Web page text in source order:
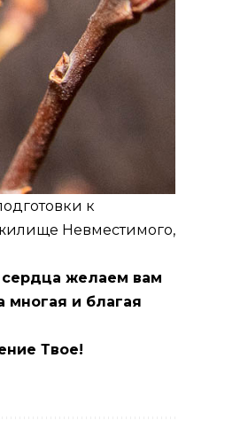
к
Невместимого,
сердца желаем вам
многая и благая
Твое!